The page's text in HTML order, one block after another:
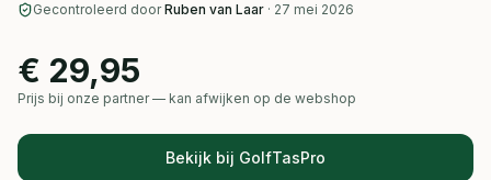
Gecontroleerd door Ruben van Laar · 27 mei 2026
€ 29,95
Prijs bij onze partner — kan afwijken op de webshop
Bekijk bij GolfTasPro